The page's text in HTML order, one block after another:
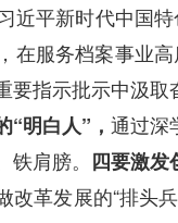
近平新时代中国
服务档案事业高
要指示批示中汲
“明白人”，通过深
肩膀。 四要激发
革发展的“排头兵